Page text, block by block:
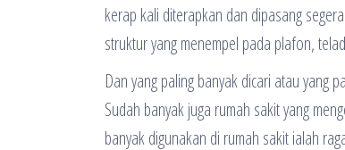
kerap kali diterapkan dan dipasang
struktur yang menempel pada plafon,
Dan yang paling banyak dicari atau yang
Sudah banyak juga rumah sakit yang
banyak digunakan di rumah sakit ialah